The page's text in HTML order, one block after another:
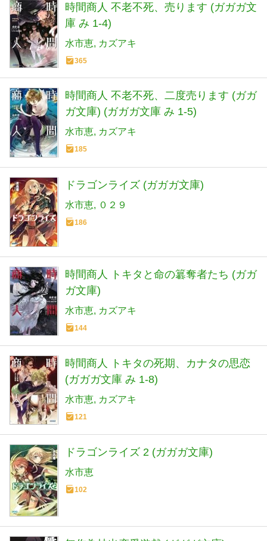
時間商人 不老不死、売ります (ガガガ文
庫 み 1-4)
水市恵 カズアキ
365
時間商人 不老不死、二度売ります (ガガ
ガ文庫) (ガガガ文庫 み 1-5)
水市恵 カズアキ
185
ドラゴンライズ (ガガガ文庫)
水市恵 ０２９
186
時間商人 トキタと命の簒奪者たち (ガガ
ガ文庫)
水市恵 カズアキ
144
時間商人 トキタの死期、カナタの思恋
(ガガガ文庫 み 1-8)
水市恵 カズアキ
121
ドラゴンライズ 2 (ガガガ文庫)
水市恵
102